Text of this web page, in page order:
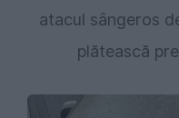
atacul sângeros
plătească